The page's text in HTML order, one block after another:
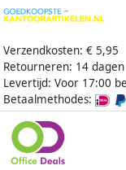
Verzendkosten: € 5,95
Retourneren: 14 dagen
Levertijd: Voor 17:00
Betaalmethodes: